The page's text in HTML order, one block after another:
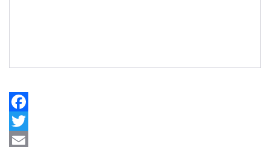
Facebook
Twitter